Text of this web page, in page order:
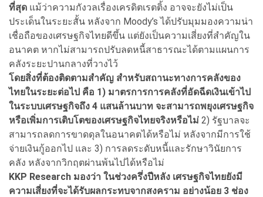
ที่สุด แม้ว่าความกังวลเรื่องเครดิตเรตติ้ง อาจจะยังไม่เป็น
ประเด็นในระยะสั้น หลังจาก Moody’s ได้ปรับมุมมองความน่า
เชื่อถือของเศรษฐกิจไทยดีขึ้น แต่ยังเป็นความเสี่ยงที่สำคัญใน
อนาคต หากไม่สามารถปรับลดหนี้สาธารณะได้ตามแผนการ
คลังระยะปานกลางที่วางไว้
โดยสิ่งที่ต้องติดตามสำคัญ สำหรับสถานะทางการคลังของ
ไทยในระยะต่อไป คือ 1) มาตรการการคลังที่อัดฉีดเงินเข้าไป
ในระบบเศรษฐกิจถึง 4 แสนล้านบาท จะสามารถพยุงเศรษฐกิจ
หรือเพิ่มการเติบโตของเศรษฐกิจไทยจริงหรือไม่ 2) รัฐบาลจะ
สามารถลดการขาดดุลในอนาคตได้หรือไม่ หลังจากมีการใช้
จ่ายเงินกู้ออกไป และ 3) การลดระดับหนี้และรักษาวินัยการ
คลัง หลังจากวิกฤตผ่านพ้นไปได้หรือไม่
KKP Research มองว่า ในช่วงครึ่งปีหลัง เศรษฐกิจไทยยังมี
ความเสี่ยงที่จะได้รับผลกระทบจากสงคราม อย่างน้อย 3 ช่อง